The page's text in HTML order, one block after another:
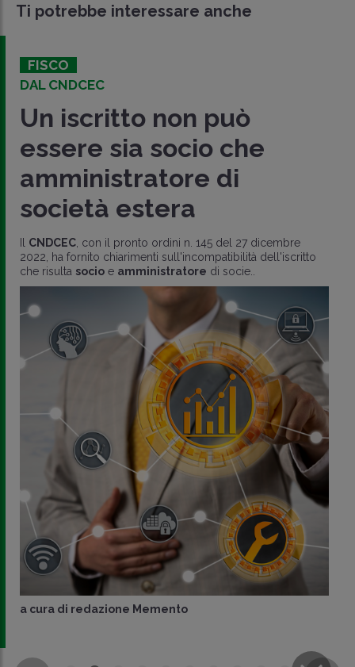
CONDIVIDI
Ti potrebbe interessare anche
FISCO
DAL CNDCEC
Un iscritto non può
essere sia socio che
amministratore di
società estera
CNDCEC , con il pronto ordini n. 145 del 27 dicembre
2022, ha fornito chiarimenti sull'incompatibilità dell'iscritto
che risulta socio e amministratore di socie..
a cura di redazione Memento